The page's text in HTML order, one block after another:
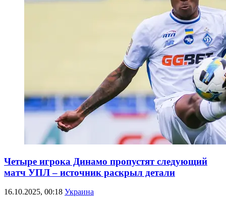
Четыре игрока Динамо пропустят следующий
матч УПЛ – источник раскрыл детали
16.10.2025, 00:18 Украина